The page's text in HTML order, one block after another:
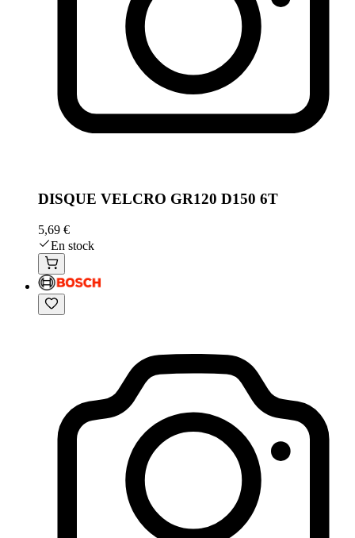
DISQUE VELCRO GR120 D150 6T
5,69 €
En stock